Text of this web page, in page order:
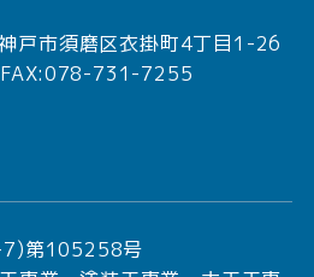
市須磨区衣掛町4丁目1-26
731-7255
7)第105258号